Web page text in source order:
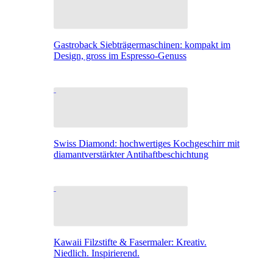
Gastroback Siebträgermaschinen: kompakt im
Design, gross im Espresso-Genuss
Swiss Diamond: hochwertiges Kochgeschirr mit
diamantverstärkter Antihaftbeschichtung
Kawaii Filzstifte & Fasermaler: Kreativ.
Niedlich. Inspirierend.